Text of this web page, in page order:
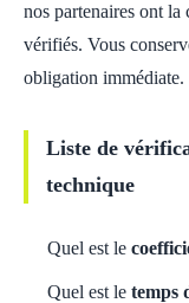
nos partenaires ont la
vérifiés. Vous
obligation immédiate.
Liste de
technique
Quel est le
Quel est le temps